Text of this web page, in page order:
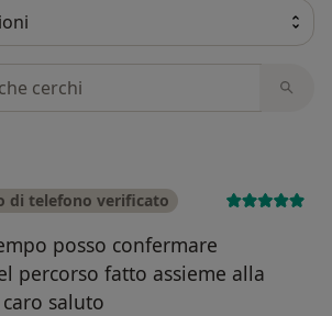
di telefono verificato
posso confermare
percorso fatto assieme alla
saluto